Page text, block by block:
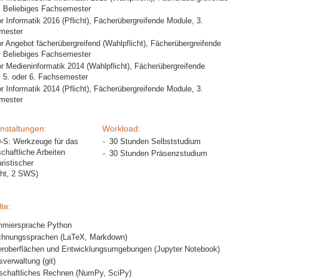
Beliebiges Fachsemester
Informatik 2016 (Pflicht), Fächerübergreifende Module, 3.
Angebot fächerübergreifend (Wahlpflicht), Fächerübergreifende
Beliebiges Fachsemester
Medieninformatik 2014 (Wahlpflicht), Fächerübergreifende
5. oder 6. Fachsemester
Informatik 2014 (Pflicht), Fächerübergreifende Module, 3.
S: Werkzeuge für das
Arbeiten
2 SWS)
Workload:
30 Stunden Selbststudium
30 Stunden Präsenzstudium
Python
(LaTeX, Markdown)
und Entwicklungsumgebungen (Jupyter Notebook)
(git)
Rechnen (NumPy, SciPy)